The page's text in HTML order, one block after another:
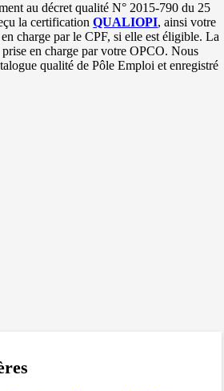
au décret qualité N° 2015-790 du 25
la certificationQUALIOPI, ainsi votre
charge par le CPF, si elle est éligible. La
en charge par votre OPCO. Nous
qualité de Pôle Emploi et enregistré